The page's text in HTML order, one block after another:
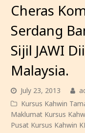
Cheras
Serdang
Sijil JAWI
Malaysia.
July 23, 2013
Kursus Kahwin
Maklumat Kursus
Pusat Kursus Kahwin